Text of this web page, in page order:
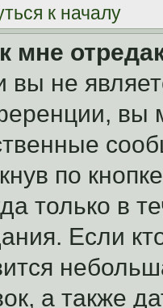
к началу
мне
вы не
вы
по кнопке
только в
Если
а также